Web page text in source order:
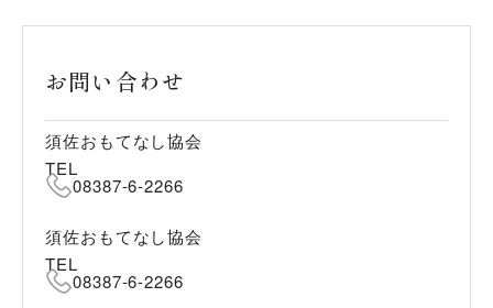
お問い合わせ
須佐おもてなし協会
TEL
08387-6-2266
須佐おもてなし協会
TEL
08387-6-2266